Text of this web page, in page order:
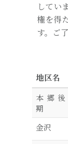
してい
権を得
す。ご
地区名
本郷後
期
金沢